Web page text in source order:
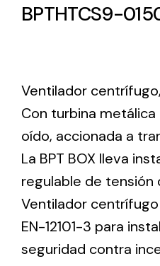
Ventilation
The incorporation of
meant a greater offer of
different uses
BPTHTCS9-
Ventilador
Con turbina
oído, accionada a
La BPT BOX lleva
regulable de tensión
Ventilador
EN-12101-3 para
seguridad contra